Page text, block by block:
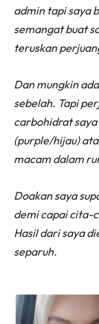
admin tapi saya
semangat buat
teruskan
Dan mungkin
sebelah. Tapi
carbohidrat
(purple/hijau)
macam dalam
Doakan saya
demi capai cita-
Hasil dari saya
separuh.